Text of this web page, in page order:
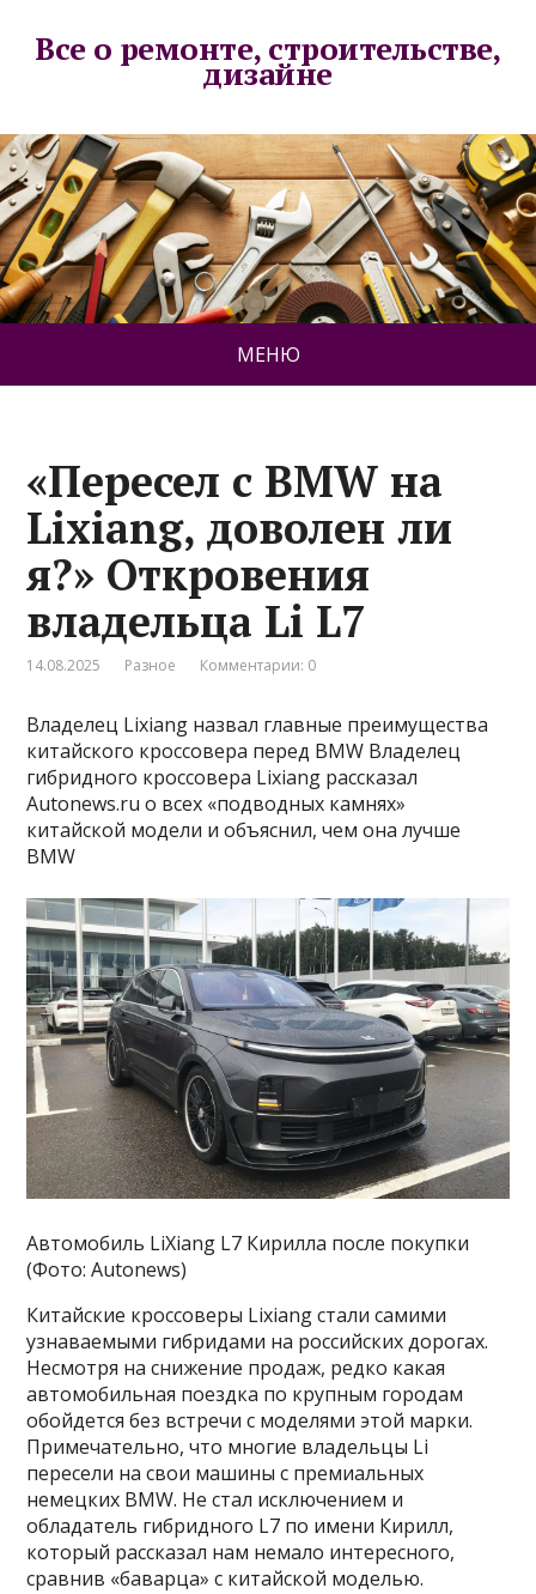
Все о ремонте, строительстве,
дизайне
МЕНЮ
«Пересел с BMW на
Lixiang, доволен ли
я?» Откровения
владельца Li L7
14.08.2025 Разное Комментарии: 0
Владелец Lixiang назвал главные преимущества
китайского кроссовера перед BMW Владелец
гибридного кроссовера Lixiang рассказал
Autonews.ru о всех «подводных камнях»
китайской модели и объяснил, чем она лучше
BMW
Автомобиль LiXiang L7 Кирилла после покупки
(Фото: Autonews)
Китайские кроссоверы Lixiang стали самими
узнаваемыми гибридами на российских дорогах.
Несмотря на снижение продаж, редко какая
автомобильная поездка по крупным городам
обойдется без встречи с моделями этой марки.
Примечательно, что многие владельцы Li
пересели на свои машины с премиальных
немецких BMW. Не стал исключением и
обладатель гибридного L7 по имени Кирилл,
который рассказал нам немало интересного,
сравнив «баварца» с китайской моделью.